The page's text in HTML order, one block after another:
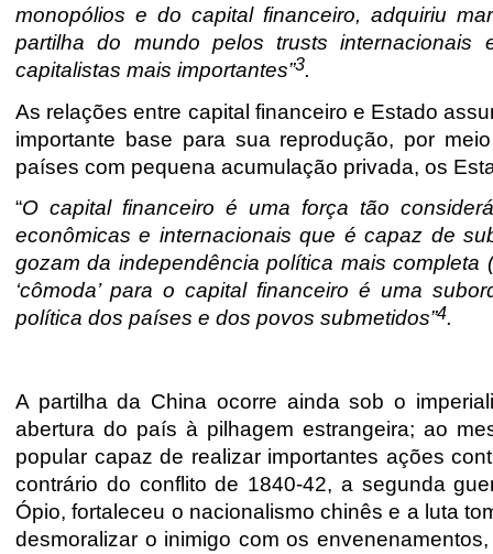
monopólios e do capital financeiro, adquiriu
partilha do mundo pelos trusts
capitalistas mais importantes”3.
As relações entre capital financeiro e Estado
importante base para sua reprodução, por
países com pequena acumulação privada, os
“O capital financeiro é uma força tão
econômicas e internacionais que é capaz de
gozam da independência política mais
‘cômoda’ para o capital financeiro é uma
política dos países e dos povos submetidos”4.
A partilha da China ocorre ainda sob o
abertura do país à pilhagem estrangeira; ao
popular capaz de realizar importantes ações
contrário do conflito de 1840-42, a segunda
Ópio, fortaleceu o nacionalismo chinês e a luta
desmoralizar o inimigo com os